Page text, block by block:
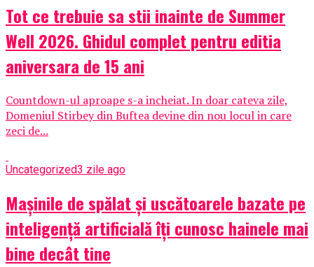
Tot ce trebuie sa stii inainte de Summer
Well 2026. Ghidul complet pentru editia
aniversara de 15 ani
Countdown-ul aproape s-a incheiat. In doar cateva zile,
Domeniul Stirbey din Buftea devine din nou locul in care
zeci de...
Uncategorized3 zile ago
Mașinile de spălat și uscătoarele bazate pe
inteligență artificială îți cunosc hainele mai
bine decât tine